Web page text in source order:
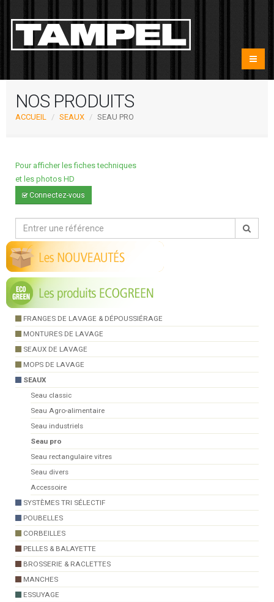
NOS PRODUITS
ACCUEIL SEAUX SEAU PRO
Pour afficher les fiches techniques
et les photos HD
Connectez-vous
FRANGES DE LAVAGE & DÉPOUSSIÉRAGE
MONTURES DE LAVAGE
SEAUX DE LAVAGE
MOPS DE LAVAGE
SEAUX
Seau classic
Seau Agro-alimentaire
Seau industriels
Seau pro
Seau rectangulaire vitres
Seau divers
Accessoire
SYSTÈMES TRI SÉLECTIF
POUBELLES
CORBEILLES
PELLES & BALAYETTE
BROSSERIE & RACLETTES
MANCHES
ESSUYAGE